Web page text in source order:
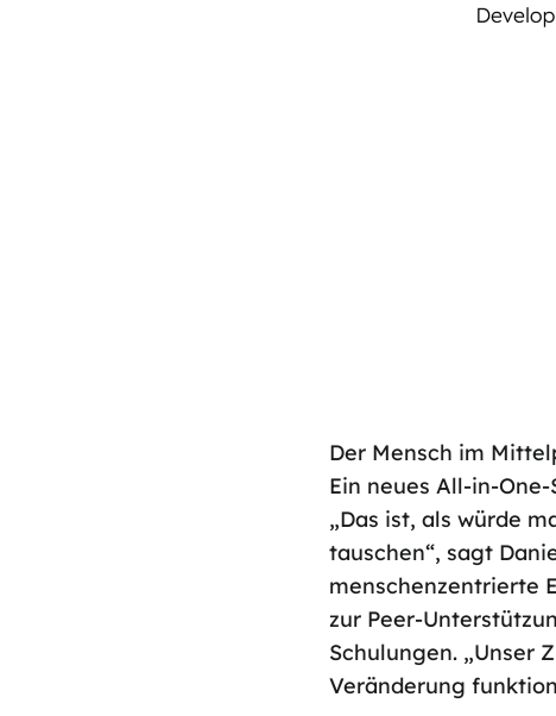
Der Mensch im
Ein neues All-in-
„Das ist, als würde
tauschen“, sagt
menschenzentrierte
zur Peer-
Schulungen. „Unser
Veränderung